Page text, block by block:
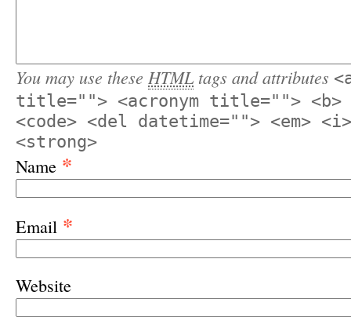
You may use these HTMLtags and attributes
title=""> <acronym title=""> <b>
<code> <del datetime=""> <em>
<strong>
Name *
Email *
Website